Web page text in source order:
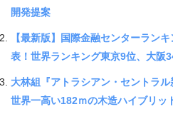
開発提案
【最新版】国際金融センターラン
表！世界ランキング東京9位、大阪
大林組『アトラシアン・セントラ
世界一高い182ｍの木造ハイブリッ